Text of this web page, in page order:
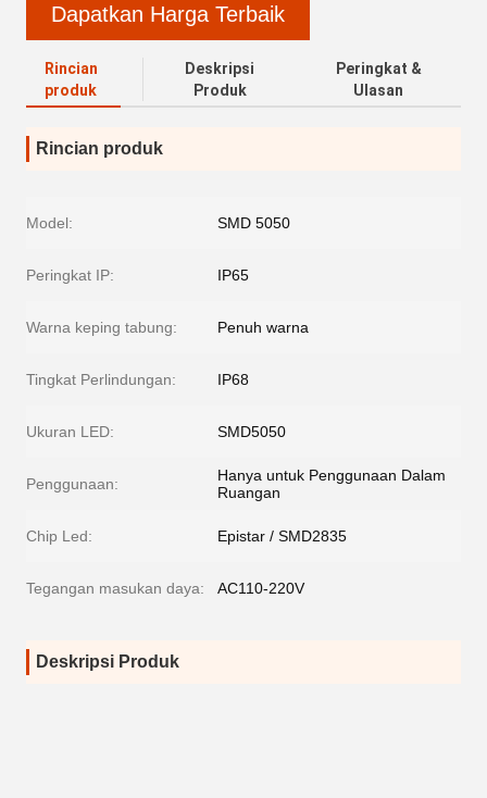
Dapatkan Harga Terbaik
Rincian
produk
Deskripsi
Produk
Peringkat &
Ulasan
Rincian produk
Model: SMD 5050
Peringkat IP: IP65
Warna keping tabung: Penuh warna
Tingkat Perlindungan: IP68
Ukuran LED: SMD5050
Penggunaan:
Hanya untuk Penggunaan Dalam
Ruangan
Chip Led: Epistar / SMD2835
Tegangan masukan daya: AC110-220V
Deskripsi Produk